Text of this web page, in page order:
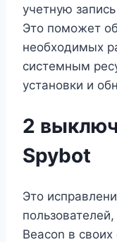
учетную
Это поможет
необходимых
системным
установки и
2
Spybot
Это
Beacon в своих